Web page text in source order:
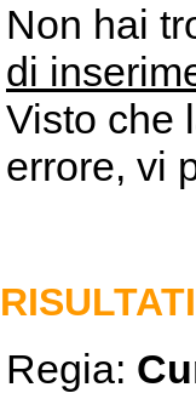
Non hai
di
Visto che
errore, vi
Regia: